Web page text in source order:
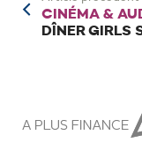
CINÉMA &
DÎNER GIRLS